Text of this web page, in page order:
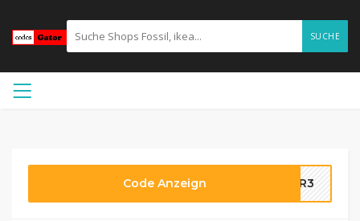
SUCHE
Code Anzeign WQR3